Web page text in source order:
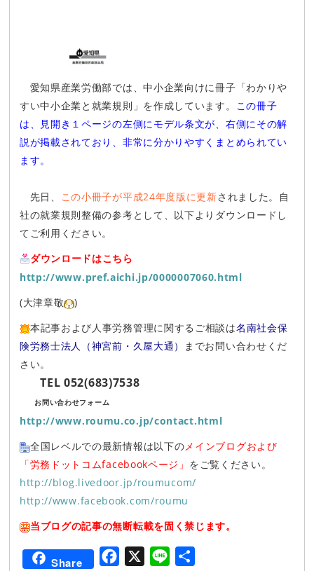
愛知県産業労働部では、中小企業向けに冊子「わかりや
すい中小企業と就業規則」を作成しています。
この冊子
は、見開き１ページの左側にモデル条文が、右側にその解
説が掲載されており、非常に分かりやすくまとめられてい
ます。
先日、 この小冊子が平成24年度版に更新されました。自
社の就業規則整備の参考として、以下よりダウンロードし
てご利用ください。
ダウンロードはこちら
http://www.pref.aichi.jp/0000007060.html
(大津章敬
)
本記事および人事労務管理に関するご相談は名南社会保
険労務士法人（神宮前・久屋大通）
までお問い合わせくだ
さい。
TEL 052(683)7538
お問い合わせフォーム
http://www.roumu.co.jp/contact.html
全国レベルでの最新情報は以下の メインブログおよび
「労務ドットコムfacebookページ」 をご覧ください。
http://blog.livedoor.jp/roumucom/
http://www.facebook.com/roumu
当ブログの記事の無断転載を固く禁じます。
Share